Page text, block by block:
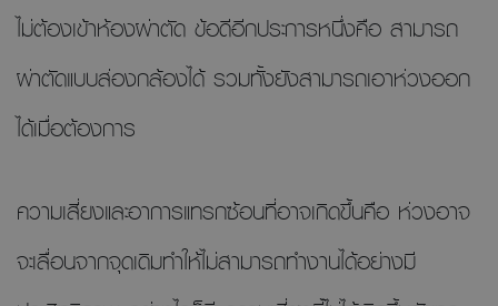
ไม่ต้องเข้าห้องผ่าตัด ข้อดีอีกประการหนึ่งคือ สามารถ
ผ่าตัดแบบส่องกล้องได้ รวมทั้งยังสามารถเอาห่วงออก
ได้เมื่อต้องการ
ความเสี่ยงและอาการแทรกซ้อนที่อาจเกิดขึ้นคือ ห่วงอาจ
จะเลื่อนจากจุดเดิมทำให้ไม่สามารถทำงานได้อย่างมี